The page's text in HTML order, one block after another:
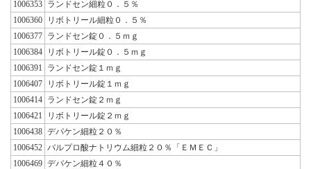
1006353 ランドセン細粒０．５％
1006360
リボトリール細粒０．５％
1006377 ランドセン錠０．５ｍｇ
1006384
リボトリール錠０．５ｍｇ
1006391
ランドセン錠１ｍｇ
1006407
リボトリール錠１ｍｇ
1006414 ランドセン錠２ｍｇ
1006421
リボトリール錠２ｍｇ
1006438 デパケン細粒２０％
1006452 バルプロ酸ナトリウム細粒２０％「ＥＭＥＣ」
1006469 デパケン細粒４０％